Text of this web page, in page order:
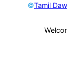
©Tamil